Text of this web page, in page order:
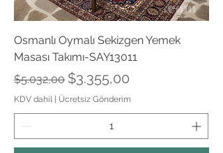
Osmanlı Oymalı Sekizgen Yemek
Masası Takımı-SAY13011
Normal Fiyat
$5.032,00 İndirimli Fiyat
$3.355,00
KDV dahil | Ücretsiz Gönderim